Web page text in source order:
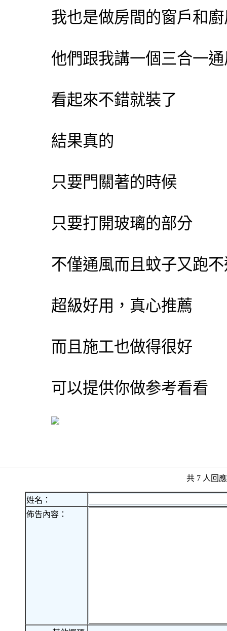
我也是做房間的窗戶和
他們跟我講一個三合一
看起來不錯就裝了
結果真的
只要門關著的時候
只要打開玻璃的部分
不僅通風而且蚊子又跑
超級好用，真心推薦
而且施工也做得很好
可以提供你做参考看看
共 7 人回
姓名：
佈告內容：